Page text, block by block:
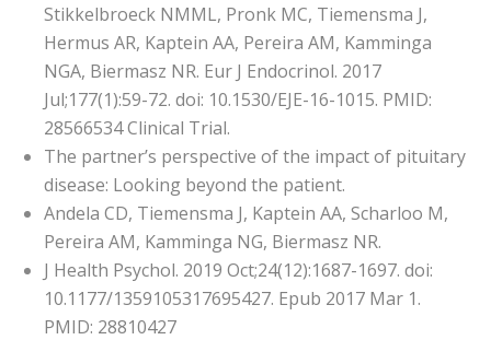
Stikkelbroeck NMML, Pronk MC, Tiemensma J,
Hermus AR, Kaptein AA, Pereira AM, Kamminga
NGA, Biermasz NR. Eur J Endocrinol. 2017
Jul;177(1):59-72. doi: 10.1530/EJE-16-1015. PMID:
28566534 Clinical Trial.
The partner’s perspective of the impact of pituitary
disease: Looking beyond the patient.
Andela CD, Tiemensma J, Kaptein AA, Scharloo M,
Pereira AM, Kamminga NG, Biermasz NR.
J Health Psychol. 2019 Oct;24(12):1687-1697. doi:
10.1177/1359105317695427. Epub 2017 Mar 1.
PMID: 28810427